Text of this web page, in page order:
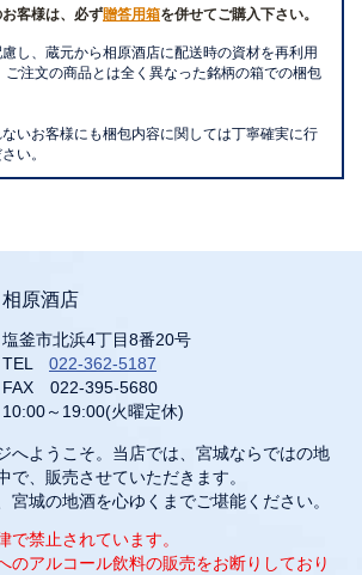
客様は、必ず贈答用箱を併せてご購入下さい。
し、蔵元から相原酒店に配送時の資材を再利用
ご注文の商品とは全く異なった銘柄の箱での梱包
いお客様にも梱包内容に関しては丁寧確実に行
い。
相原酒店
塩釜市北浜4丁目8番20号
TEL 022-362-5187
FAX 022-395-5680
10:00～19:00(火曜定休)
へようこそ。当店では、宮城ならではの地
で、販売させていただきます。
宮城の地酒を心ゆくまでご堪能ください。
で禁止されています。
のアルコール飲料の販売をお断りしており